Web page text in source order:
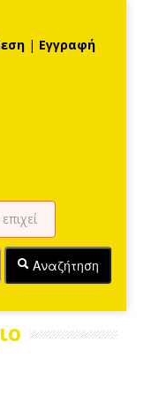
| Εγγραφή
Αναζήτηση